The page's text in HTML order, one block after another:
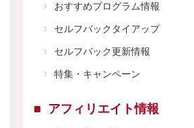
おすすめプログラム情報
セルフバックタイアップ
セルフバック更新情報
特集・キャンペーン
アフィリエイト情報